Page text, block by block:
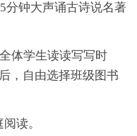
分钟大声诵古诗说名著
体学生读读写写时
，自由选择班级图书
读。